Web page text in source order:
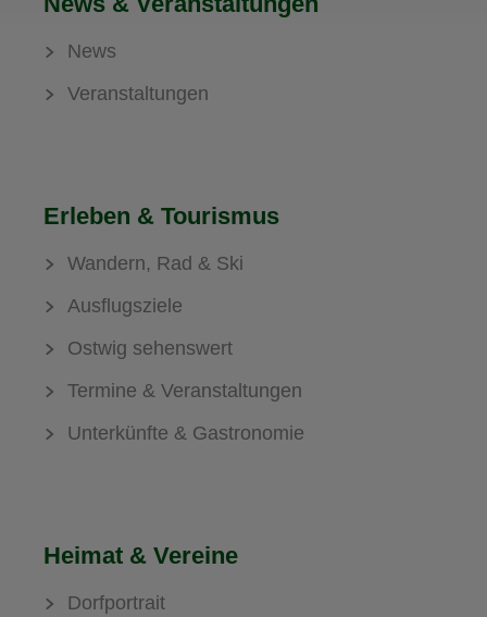
News
Veranstaltungen
Erleben & Tourismus
Wandern, Rad & Ski
Ausflugsziele
Ostwig sehenswert
Termine & Veranstaltungen
Unterkünfte & Gastronomie
Heimat & Vereine
Dorfportrait